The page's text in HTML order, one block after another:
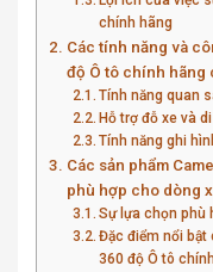
chính hãng
Các tính năng và
độ Ô tô chính hãng
Tính năng quan
Hỗ trợ đỗ xe và
Tính năng ghi
Các sản phẩm
phù hợp cho dòng
Sự lựa chọn phù
Đặc điểm nổi bật
360 độ Ô tô